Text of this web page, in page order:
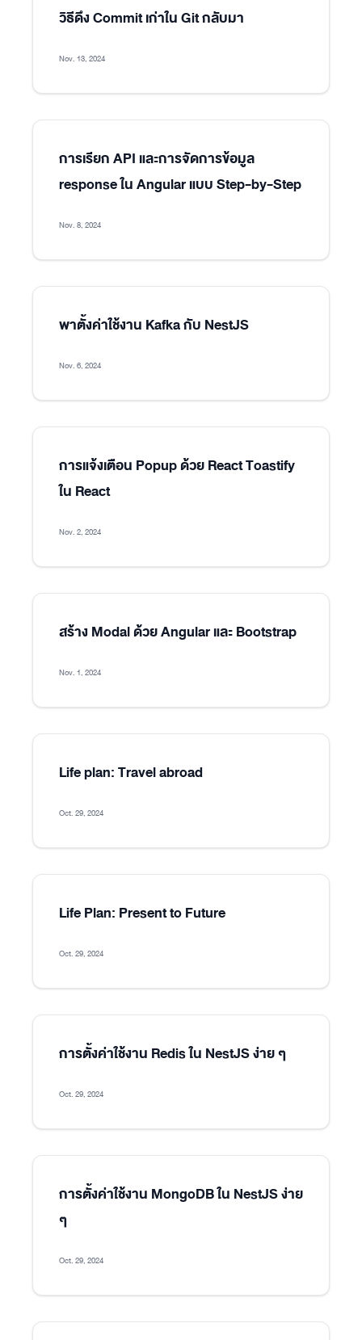
วิธีดึง Commit เก่าใน Git กลับมา
Nov. 13, 2024
การเรียก API และการจัดการข้อมูล
response ใน Angular แบบ Step-by-Step
Nov. 8, 2024
พาตั้งค่าใช้งาน Kafka กับ NestJS
Nov. 6, 2024
การแจ้งเตือน Popup ด้วย React Toastify
ใน React
Nov. 2, 2024
สร้าง Modal ด้วย Angular และ Bootstrap
Nov. 1, 2024
Life plan: Travel abroad
Oct. 29, 2024
Life Plan: Present to Future
Oct. 29, 2024
การตั้งค่าใช้งาน Redis ใน NestJS ง่าย ๆ
Oct. 29, 2024
การตั้งค่าใช้งาน MongoDB ใน NestJS ง่าย
ๆ
Oct. 29, 2024